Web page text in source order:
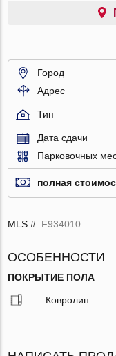
Город
Адрес
Тип
Дата сдачи
Парковочных
полная
MLS #: F934010
ОСОБЕННОСТИ
ПОКРЫТИЕ ПОЛА
Ковролин